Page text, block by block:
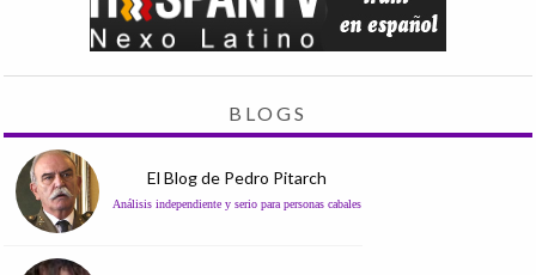
BLOGS
El Blog de Pedro Pitarch
Análisis independiente y serio para personas cabales